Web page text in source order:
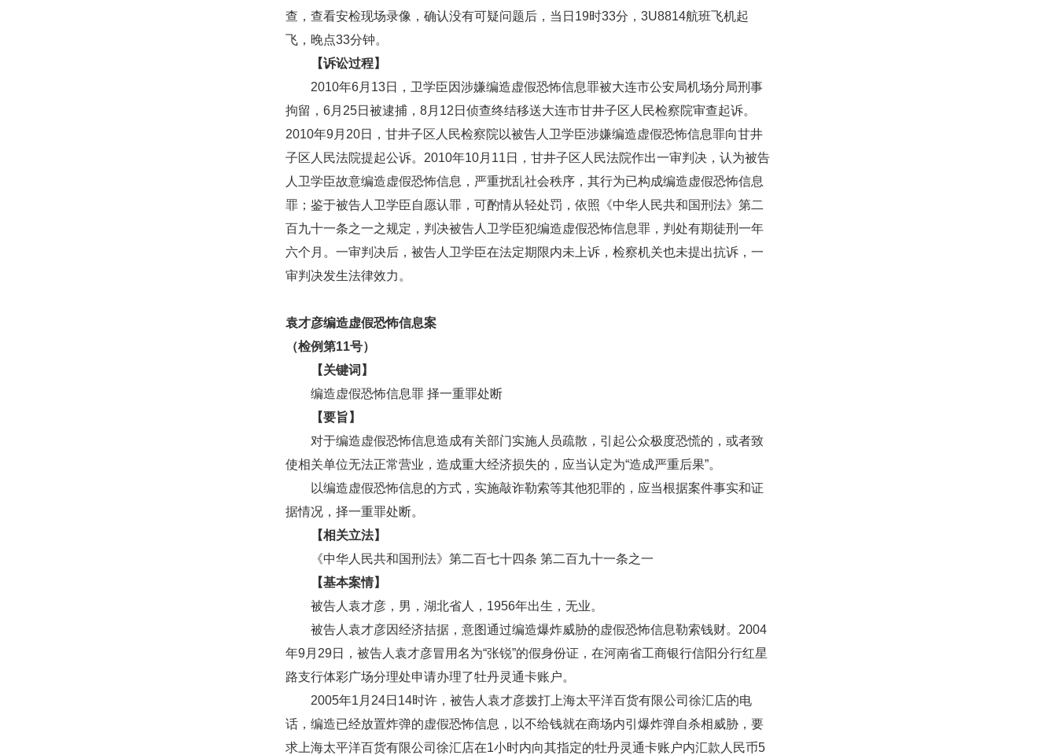
查，查看安检现场录像，确认没有可疑问题后，当日19时33分，3U8814航班飞机起
飞，晚点33分钟。
【诉讼过程】
2010年6月13日，卫学臣因涉嫌编造虚假恐怖信息罪被大连市公安局机场分局刑事
拘留，6月25日被逮捕，8月12日侦查终结移送大连市甘井子区人民检察院审查起诉。
2010年9月20日，甘井子区人民检察院以被告人卫学臣涉嫌编造虚假恐怖信息罪向甘井
子区人民法院提起公诉。2010年10月11日，甘井子区人民法院作出一审判决，认为被告
人卫学臣故意编造虚假恐怖信息，严重扰乱社会秩序，其行为已构成编造虚假恐怖信息
罪；鉴于被告人卫学臣自愿认罪，可酌情从轻处罚，依照《中华人民共和国刑法》第二
百九十一条之一之规定，判决被告人卫学臣犯编造虚假恐怖信息罪，判处有期徒刑一年
六个月。一审判决后，被告人卫学臣在法定期限内未上诉，检察机关也未提出抗诉，一
审判决发生法律效力。
袁才彦编造虚假恐怖信息案
（检例第11号）
【关键词】
编造虚假恐怖信息罪 择一重罪处断
【要旨】
对于编造虚假恐怖信息造成有关部门实施人员疏散，引起公众极度恐慌的，或者致
使相关单位无法正常营业，造成重大经济损失的，应当认定为“造成严重后果”。
以编造虚假恐怖信息的方式，实施敲诈勒索等其他犯罪的，应当根据案件事实和证
据情况，择一重罪处断。
【相关立法】
《中华人民共和国刑法》第二百七十四条 第二百九十一条之一
【基本案情】
被告人袁才彦，男，湖北省人，1956年出生，无业。
被告人袁才彦因经济拮据，意图通过编造爆炸威胁的虚假恐怖信息勒索钱财。2004
年9月29日，被告人袁才彦冒用名为“张锐”的假身份证，在河南省工商银行信阳分行红星
路支行体彩广场分理处申请办理了牡丹灵通卡账户。
2005年1月24日14时许，被告人袁才彦拨打上海太平洋百货有限公司徐汇店的电
话，编造已经放置炸弹的虚假恐怖信息，以不给钱就在商场内引爆炸弹自杀相威胁，要
求上海太平洋百货有限公司徐汇店在1小时内向其指定的牡丹灵通卡账户内汇款人民币5